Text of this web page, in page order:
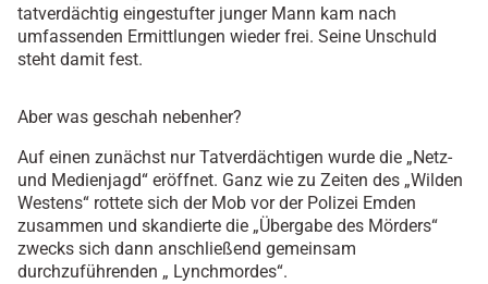
tatverdächtig eingestufter junger Mann kam nach
umfassenden Ermittlungen wieder frei. Seine Unschuld
steht damit fest.
Aber was geschah nebenher?
Auf einen zunächst nur Tatverdächtigen wurde die „Netz-
und Medienjagd“ eröffnet. Ganz wie zu Zeiten des „Wilden
Westens“ rottete sich der Mob vor der Polizei Emden
zusammen und skandierte die „Übergabe des Mörders“
zwecks sich dann anschließend gemeinsam
durchzuführenden „ Lynchmordes“.